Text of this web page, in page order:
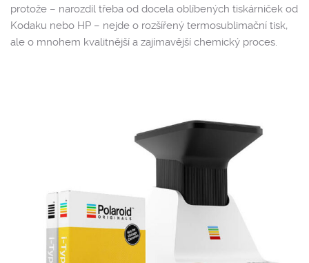
protože – narozdíl třeba od docela oblíbených tiskárniček od
Kodaku nebo HP – nejde o rozšířený termosublimační tisk,
ale o mnohem kvalitnější a zajímavější chemický proces.